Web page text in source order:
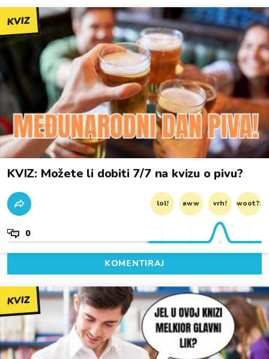
KVIZ
KVIZ: Možete li dobiti 7/7 na kvizu o pivu?
lol! aww vrh! woot?!
0
KOMENTIRAJ
KVIZ